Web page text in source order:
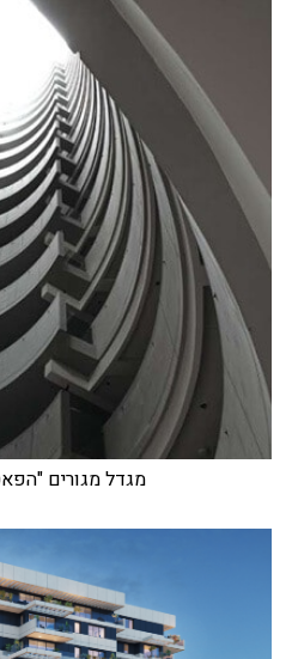
מגדל מגורים